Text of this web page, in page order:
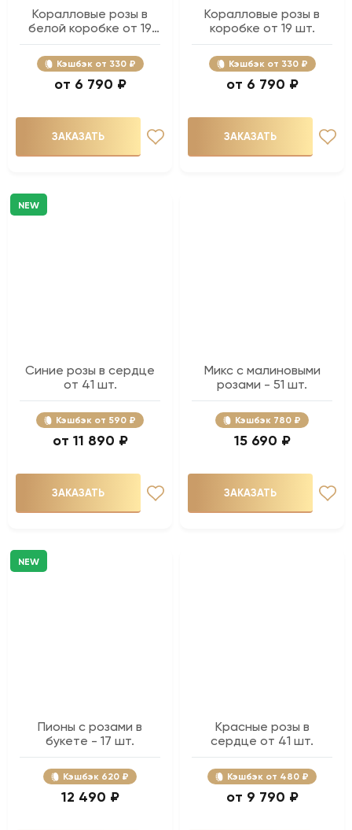
Коралловые розы в
белой коробке от 19
шт.
Кэшбэк 330 ₽
6 790 ₽
ЗАКАЗАТЬ
Коралловые розы в
коробке от 19 шт.
Кэшбэк 330 ₽
6 790 ₽
ЗАКАЗАТЬ
NEW
Синие розы в сердце
от 41 шт.
Кэшбэк 590 ₽
11 890 ₽
ЗАКАЗАТЬ
Микс с малиновыми
розами - 51 шт.
Кэшбэк 780 ₽
15 690 ₽
ЗАКАЗАТЬ
NEW
Пионы с розами в
букете - 17 шт.
Кэшбэк 620 ₽
12 490 ₽
Красные розы в
сердце от 41 шт.
Кэшбэк 480 ₽
9 790 ₽